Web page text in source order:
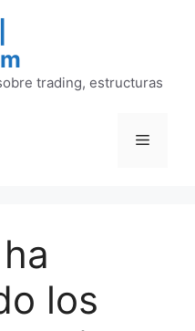
trading, estructuras
Menú
los